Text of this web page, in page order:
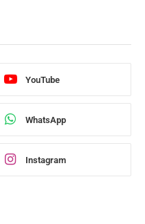
YouTube
WhatsApp
Instagram